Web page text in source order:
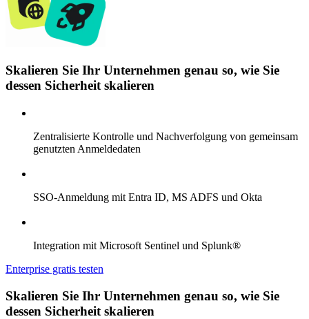
Skalieren Sie Ihr Unternehmen genau so, wie Sie
dessen Sicherheit skalieren
Zentralisierte Kontrolle und Nachverfolgung von gemeinsam
genutzten Anmeldedaten
SSO-Anmeldung mit Entra ID, MS ADFS und Okta
Integration mit Microsoft Sentinel und Splunk®
Enterprise gratis testen
Skalieren Sie Ihr Unternehmen genau so, wie Sie
dessen Sicherheit skalieren